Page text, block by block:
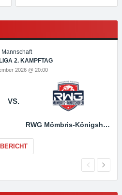
Mannschaft
2. KAMPFTAG
2026 @ 20:00
VS.
RWG Mömbris-Königshofen
BERICHT